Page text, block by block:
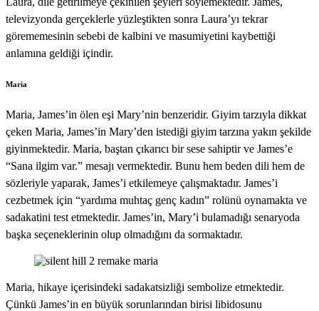
televizyonda gerçeklerle yüzleştikten sonra Laura’yı tekrar
görememesinin sebebi de kalbini ve masumiyetini kaybettiği
anlamına geldiği içindir.
Maria
Maria, James’in ölen eşi Mary’nin benzeridir. Giyim tarzıyla dikkat
çeken Maria, James’in Mary’den istediği giyim tarzına yakın şekilde
giyinmektedir. Maria, baştan çıkarıcı bir sese sahiptir ve James’e
“Sana ilgim var.” mesajı vermektedir. Bunu hem beden dili hem de
sözleriyle yaparak, James’i etkilemeye çalışmaktadır. James’i
cezbetmek için “yardıma muhtaç genç kadın” rolünü oynamakta ve
sadakatini test etmektedir. James’in, Mary’i bulamadığı senaryoda
başka seçeneklerinin olup olmadığını da sormaktadır.
Maria, hikaye içerisindeki sadakatsizliği sembolize etmektedir.
Çünkü James’in en büyük sorunlarından birisi libidosunu